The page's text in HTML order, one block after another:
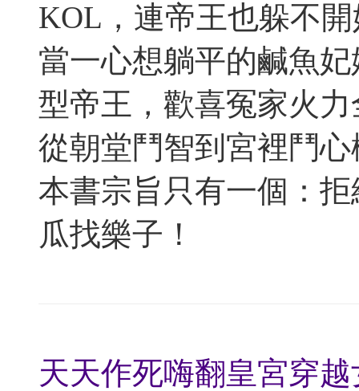
KOL，連帝王也躲不
當一心想躺平的鹹魚
型帝王，歡喜冤家火
從朝堂鬥智到宮裡鬥
本書宗旨只有一個：
瓜找樂子！
天天作死嗨翻皇宮穿